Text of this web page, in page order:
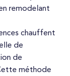
remodelant
chauffent
de
de
méthode